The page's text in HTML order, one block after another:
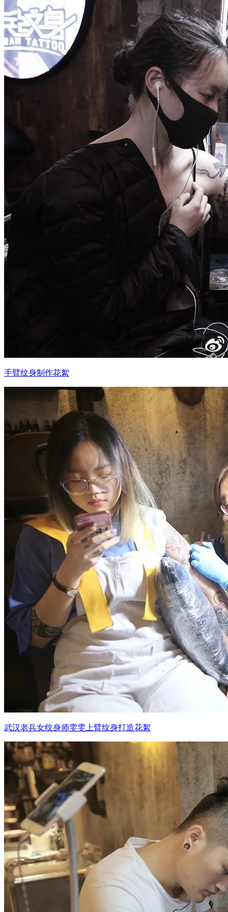
： 服务号：laobingwenshen 订阅号：laobing66666 打造国
文资讯！精美纹身图案及手稿 纹身作品 一站搞定！回复相
问千万素材的微官网，中国最强最全纹身图案尽在其中！
手臂纹身制作花絮
武汉老兵女纹身师雯雯上臂纹身打造花絮